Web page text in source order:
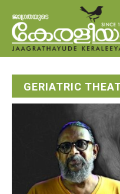
GERIATRIC